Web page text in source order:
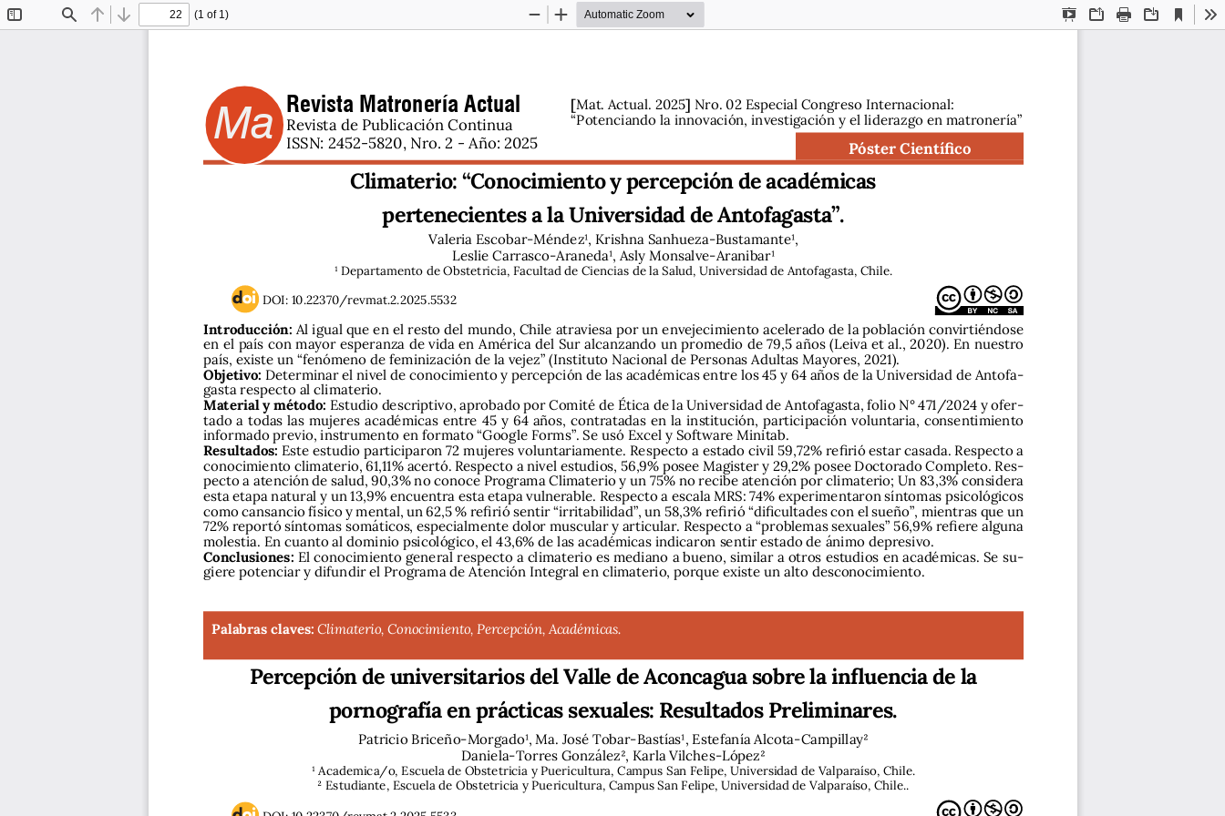
Find Previous
Next
(1 of 1)
Presentation
OpenPrint Download
Current
View
Zoom
Zoom
Revista Matronería Actual
Revista de Publicación Continua
ISSN: 2452-5820, Nro. 2 - Año: 2025
Póster Científico
[Mat. Actual. 2025] Nro. 02 Especial Congreso Internacional:
“Potenciando la innovación, investigación y el liderazgo en matronería”
Ma
Climaterio: “Conocimiento y percepción de académicas
pertenecientes a la Universidad de Antofagasta”.
Valeria Escobar-Méndez1, Krishna Sanhueza-Bustamante1,
Leslie Carrasco-Araneda1, Asly Monsalve-Aranibar1
1 Departamento de Obstetricia, Facultad de Ciencias de la Salud, Universidad de Antofagasta, Chile.
Palabras claves: Climaterio, Conocimiento, Percepción, Académicas.
Introducción: Al igual que en el resto del mundo, Chile atraviesa por un envejecimiento acelerado de la población convirtiéndose
en el país con mayor esperanza de vida en América del Sur alcanzando un promedio de 79,5 años (Leiva et al., 2020). En nuestro
país, existe un “fenómeno de feminización de la vejez” (Instituto Nacional de Personas Adultas Mayores, 2021).
Objetivo: Determinar el nivel de conocimiento y percepción de las académicas entre los 45 y 64 años de la Universidad de Antofa-
gasta respecto al climaterio.
Material y método: Estudio descriptivo, aprobado por Comité de Ética de la Universidad de Antofagasta, folio N° 471/2024 y ofer-
tado a todas las mujeres académicas entre 45 y 64 años, contratadas en la institución, participación voluntaria, consentimiento
informado previo, instrumento en formato “Google Forms”. Se usó Excel y Software Minitab.
Resultados: Este estudio participaron 72 mujeres voluntariamente. Respecto a estado civil 59,72% refirió estar casada. Respecto a
conocimiento climaterio, 61,11% acertó. Respecto a nivel estudios, 56,9% posee Magister y 29,2% posee Doctorado Completo. Res-
pecto a atención de salud, 90,3% no conoce Programa Climaterio y un 75% no recibe atención por climaterio; Un 83,3% considera
esta etapa natural y un 13,9% encuentra esta etapa vulnerable. Respecto a escala MRS: 74% experimentaron síntomas psicológicos
como cansancio físico y mental, un 62,5 % refirió sentir “irritabilidad”, un 58,3% refirió “dificultades con el sueño”, mientras que un
72% reportó síntomas somáticos, especialmente dolor muscular y articular. Respecto a “problemas sexuales” 56,9% refiere alguna
molestia. En cuanto al dominio psicológico, el 43,6% de las académicas indicaron sentir estado de ánimo depresivo.
Conclusiones: El conocimiento general respecto a climaterio es mediano a bueno, similar a otros estudios en académicas. Se su-
giere potenciar y difundir el Programa de Atención Integral en climaterio, porque existe un alto desconocimiento.
DOI: 10.22370/revmat.2.2025.5532
Percepción de universitarios del Valle de Aconcagua sobre la influencia de la
pornografía en prácticas sexuales: Resultados Preliminares.
Patricio Briceño-Morgado1, Ma. José Tobar-Bastías1, Estefanía Alcota-Campillay2
Daniela-Torres González2, Karla Vilches-López2
1 Academica/o, Escuela de Obstetricia y Puericultura, Campus San Felipe, Universidad de Valparaíso, Chile.
2 Estudiante, Escuela de Obstetricia y Puericultura, Campus San Felipe, Universidad de Valparaíso, Chile..